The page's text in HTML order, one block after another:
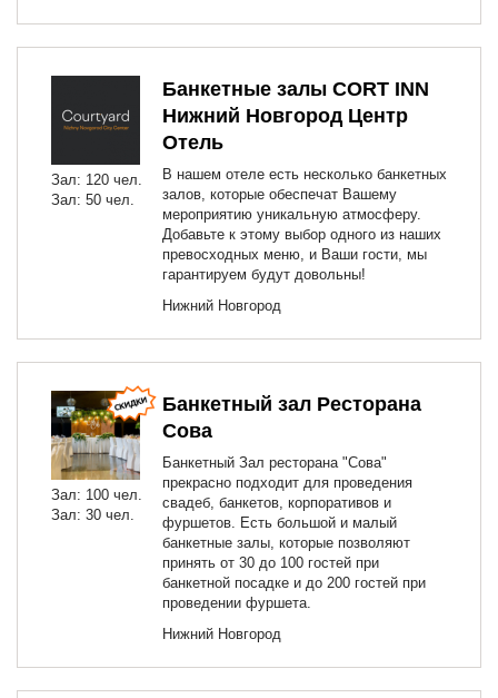
Зал: 120 чел.
Зал: 50 чел.
Банкетные залы CORT INN
Нижний Новгород Центр
Отель
В нашем отеле есть несколько банкетных
залов, которые обеспечат Вашему
мероприятию уникальную атмосферу.
Добавьте к этому выбор одного из наших
превосходных меню, и Ваши гости, мы
гарантируем будут довольны!
Нижний Новгород
Зал: 100 чел.
Зал: 30 чел.
Банкетный зал Ресторана
Сова
Банкетный Зал ресторана "Сова"
прекрасно подходит для проведения
свадеб, банкетов, корпоративов и
фуршетов. Есть большой и малый
банкетные залы, которые позволяют
принять от 30 до 100 гостей при
банкетной посадке и до 200 гостей при
проведении фуршета.
Нижний Новгород